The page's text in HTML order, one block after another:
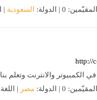
السعودية |
http://
الكمبيوتر والانترنت وتعلم
مصر |